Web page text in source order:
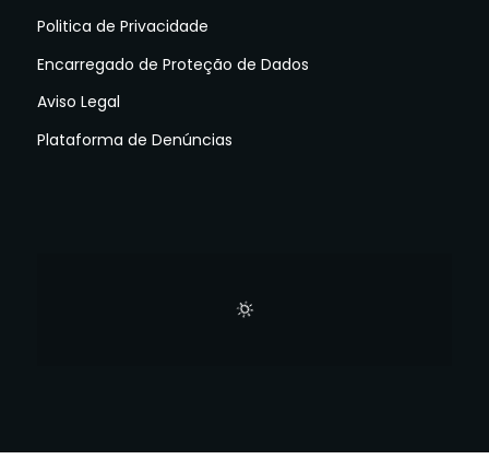
Politica de Privacidade
Encarregado de Proteção de Dados
Aviso Legal
Plataforma de Denúncias